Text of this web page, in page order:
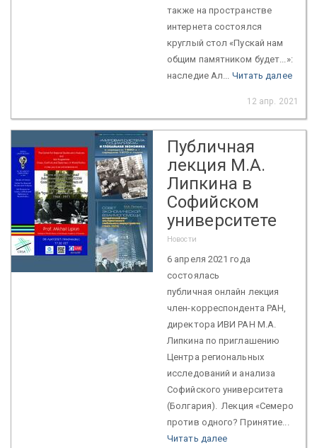
также на пространстве
интернета состоялся
круглый стол «Пускай нам
общим памятником будет...»:
наследие Ал... Читать далее
12 апр. 2021
Публичная
лекция М.А.
Липкина в
Софийском
университете
Новости
6 апреля 2021 года
состоялась
публичная онлайн лекция
член-корреспондента РАН,
директора ИВИ РАН М.А.
Липкина по приглашению
Центра региональных
исследований и анализа
Софийского университета
(Болгария). Лекция «Семеро
против одного? Принятие...
Читать далее